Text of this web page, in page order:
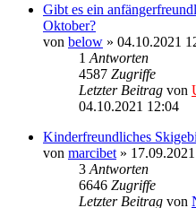
Gibt es ein
Oktober?
von below » 04.10.2021
1 Antworten
4587 Zugriffe
Letzter Beitrag von
04.10.2021 12:04
Kinderfreundliches
von marcibet »
3 Antworten
6646 Zugriffe
Letzter Beitrag von